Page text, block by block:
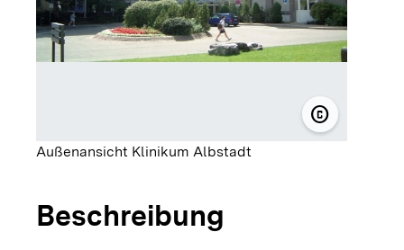
copyright
©
Außenansicht Klinikum Albstadt
Beschreibung